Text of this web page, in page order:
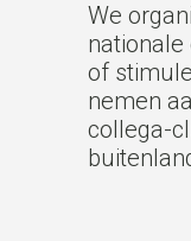
We
of
nemen
collega-